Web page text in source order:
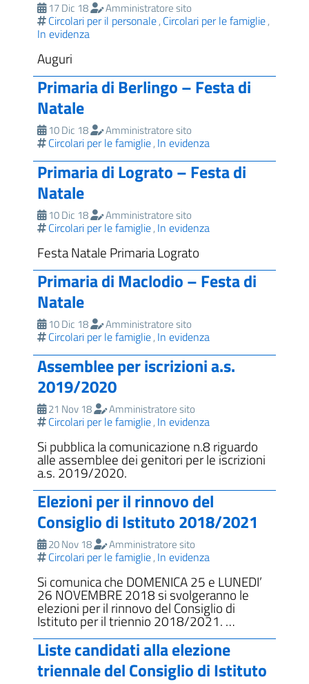
17 Dic 18 Amministratore sito
Circolari per il personale, Circolari per le famiglie,
In evidenza
Auguri
Primaria di Berlingo – Festa di
Natale
10 Dic 18 Amministratore sito
Circolari per le famiglie, In evidenza
Primaria di Lograto – Festa di
Natale
10 Dic 18 Amministratore sito
Circolari per le famiglie, In evidenza
Festa Natale Primaria Lograto
Primaria di Maclodio – Festa di
Natale
10 Dic 18 Amministratore sito
Circolari per le famiglie, In evidenza
Assemblee per iscrizioni a.s.
2019/2020
21 Nov 18 Amministratore sito
Circolari per le famiglie, In evidenza
Si pubblica la comunicazione n.8 riguardo
alle assemblee dei genitori per le iscrizioni
a.s. 2019/2020.
Elezioni per il rinnovo del
Consiglio di Istituto 2018/2021
20 Nov 18 Amministratore sito
Circolari per le famiglie, In evidenza
Si comunica che DOMENICA 25 e LUNEDI’
26 NOVEMBRE 2018 si svolgeranno le
elezioni per il rinnovo del Consiglio di
Istituto per il triennio 2018/2021. …
Liste candidati alla elezione
triennale del Consiglio di Istituto